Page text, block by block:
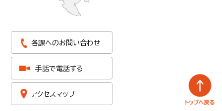
各課へのお問い合わせ
手話で電話する
アクセスマップ